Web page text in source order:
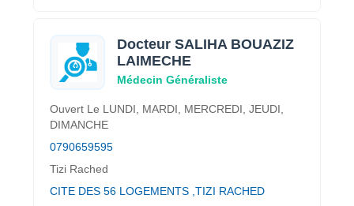
Docteur SALIHA BOUAZIZ
LAIMECHE
Médecin Généraliste
Ouvert Le LUNDI, MARDI, MERCREDI, JEUDI,
DIMANCHE
0790659595
Tizi Rached
CITE DES 56 LOGEMENTS ,TIZI RACHED